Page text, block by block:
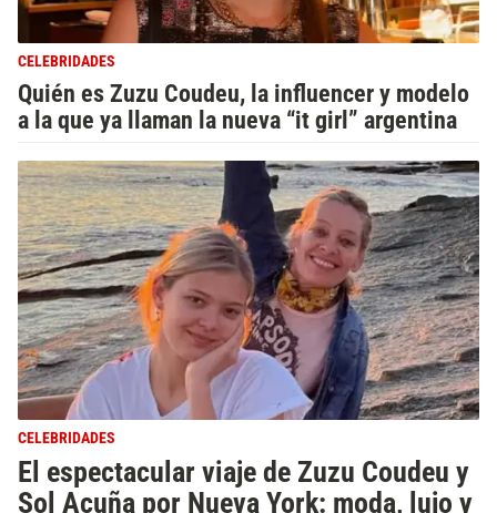
CELEBRIDADES
Quién es Zuzu Coudeu, la influencer y modelo
a la que ya llaman la nueva “it girl” argentina
CELEBRIDADES
El espectacular viaje de Zuzu Coudeu y
Sol Acuña por Nueva York: moda, lujo y